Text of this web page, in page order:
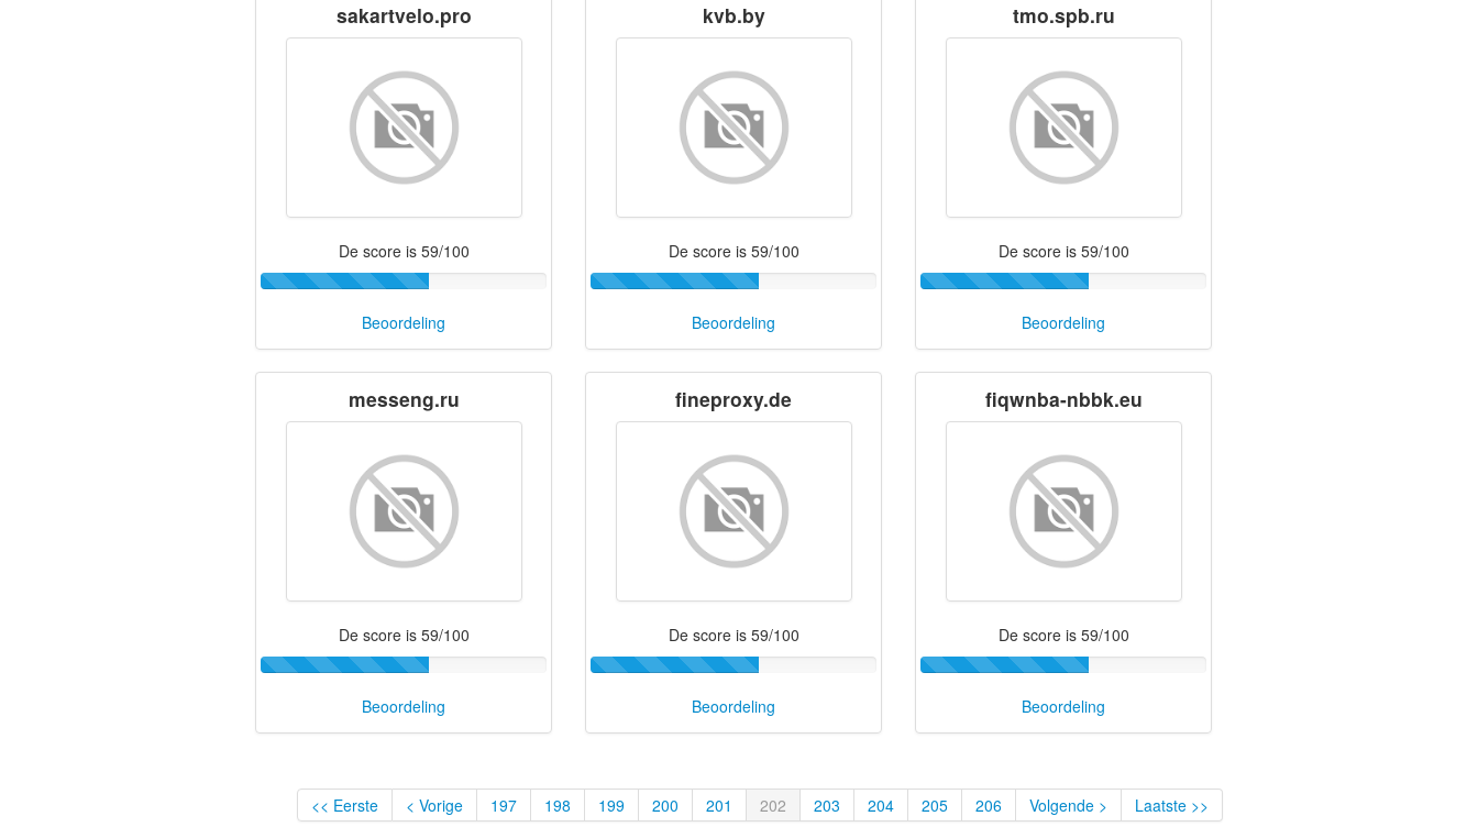
sakartvelo.pro
De score is 59/100
Beoordeling
kvb.by
De score is 59/100
Beoordeling
tmo.spb.ru
De score is 59/100
Beoordeling
messeng.ru
De score is 59/100
Beoordeling
fineproxy.de
De score is 59/100
Beoordeling
fiqwnba-nbbk.eu
De score is 59/100
Beoordeling
<< Eerste < Vorige 197 198 199 200 201 202 203 204 205 206 Volgende > Laatste >>